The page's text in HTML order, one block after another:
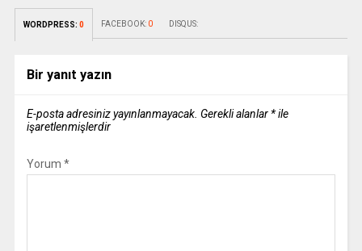
WORDPRESS: 0 FACEBOOK: 0 DISQUS:
Bir yanıt yazın
E-posta adresiniz yayınlanmayacak. Gerekli alanlar *ile
işaretlenmişlerdir
Yorum *